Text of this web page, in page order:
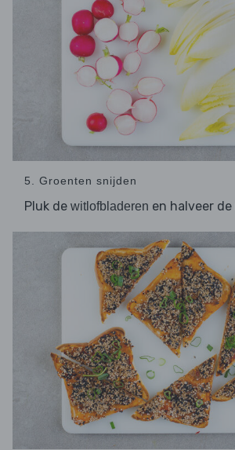
5. Groenten snijden
Pluk de witlofbladeren en halveer de